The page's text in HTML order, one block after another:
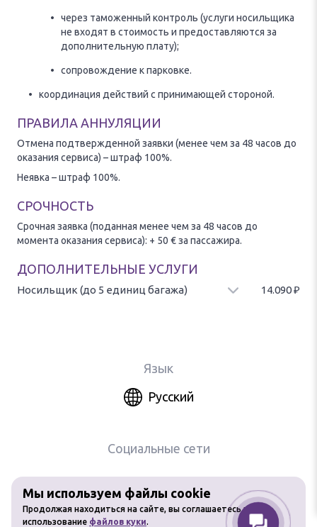
через таможенный контроль (услуги носильщика
не входят в стоимость и предоставляются за
дополнительную плату);
сопровождение к парковке.
координация действий с принимающей стороной.
ПРАВИЛА АННУЛЯЦИИ
Отмена подтвержденной заявки (менее чем за 48 часов до
оказания сервиса) – штраф 100%.
Неявка – штраф 100%.
СРОЧНОСТЬ
Срочная заявка (поданная менее чем за 48 часов до
момента оказания сервиса): + 50 € за пассажира.
ДОПОЛНИТЕЛЬНЫЕ УСЛУГИ
Носильщик (до 5 единиц багажа) 14.090₽
Мы используем файлы cookie
Продолжая находиться на сайте, вы соглашаетесь на
использование файлов куки.
Язык
Русский
Социальные сети
Любое использование материалов
сайта без разрешения запрещено